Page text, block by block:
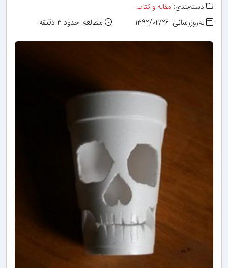
دسته‌بندی: مقاله و کتاب
به‌روزرسانی: ۱۳۹۲/۰۴/۲۶
مطالعه: حدود ۳ دقیقه